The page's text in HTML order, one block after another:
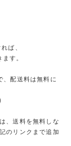
ば、
す。
、配送料は無料に
、送料を無料しな
のリンクまで追加